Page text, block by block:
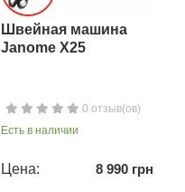
Швейная машина
Janome X25
0 отзыв(ов)
Есть в наличии
Цена: 8 990 грн